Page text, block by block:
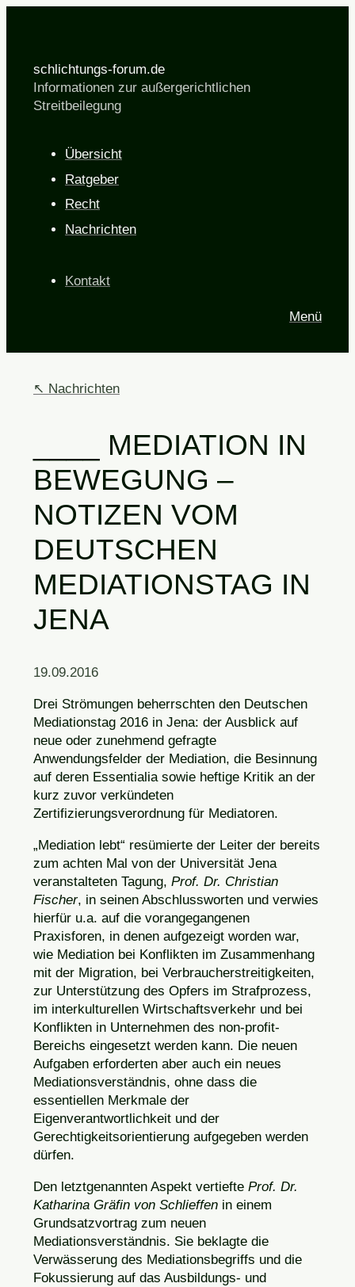
schlichtungs-forum.de
Informationen zur außergerichtlichen
Streitbeilegung
Übersicht
Ratgeber
Recht
Nachrichten
Kontakt
Menü
Nachrichten
MEDIATION IN
BEWEGUNG –
NOTIZEN VOM
DEUTSCHEN
MEDIATIONSTAG IN
JENA
19.09.2016
Drei Strömungen beherrschten den Deutschen
Mediationstag 2016 in Jena: der Ausblick auf
neue oder zunehmend gefragte
Anwendungsfelder der Mediation, die Besinnung
auf deren Essentialia sowie heftige Kritik an der
kurz zuvor verkündeten
Zertifizierungsverordnung für Mediatoren.
„Mediation lebt“ resümierte der Leiter der bereits
zum achten Mal von der Universität Jena
veranstalteten Tagung, Prof. Dr. Christian
Fischer, in seinen Abschlussworten und verwies
hierfür u.a. auf die vorangegangenen
Praxisforen, in denen aufgezeigt worden war,
wie Mediation bei Konflikten im Zusammenhang
mit der Migration, bei Verbraucherstreitigkeiten,
zur Unterstützung des Opfers im Strafprozess,
im interkulturellen Wirtschaftsverkehr und bei
Konflikten in Unternehmen des non-profit-
Bereichs eingesetzt werden kann. Die neuen
Aufgaben erforderten aber auch ein neues
Mediationsverständnis, ohne dass die
essentiellen Merkmale der
Eigenverantwortlichkeit und der
Gerechtigkeitsorientierung aufgegeben werden
dürfen.
Den letztgenannten Aspekt vertiefte Prof. Dr.
Katharina Gräfin von Schlieffen in einem
Grundsatzvortrag zum neuen
Mediationsverständnis. Sie beklagte die
Verwässerung des Mediationsbegriffs und die
Fokussierung auf das Ausbildungs- und